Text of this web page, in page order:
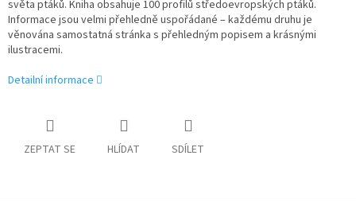
světa ptáků. Kniha obsahuje 100 profilů středoevropských ptáků.
Informace jsou velmi přehledně uspořádané – každému druhu je
věnována samostatná stránka s přehledným popisem a krásnými
ilustracemi.
Detailní informace
ZEPTAT SE HLÍDAT SDÍLET